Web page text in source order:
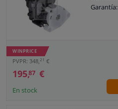
WINPRICE
PVPR: 348, 21 €
195,87 €
En stock